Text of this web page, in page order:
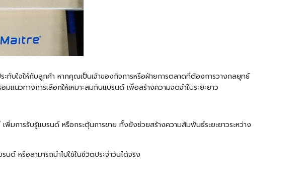
ทับใจให้กับลูกค้า หากคุณเป็นเจ้าของกิจการหรือฝ่ายการตลาดที่ต้องการวางกลยุทธ์
วทางการเลือกให้เหมาะสมกับแบรนด์ เพื่อสร้างความจดจำในระยะยาว
การรับรู้แบรนด์ หรือกระตุ้นการขาย ทั้งยังช่วยสร้างความสัมพันธ์ระยะยาวระหว่าง
ด์ หรือสามารถนำไปใช้ในชีวิตประจำวันได้จริง